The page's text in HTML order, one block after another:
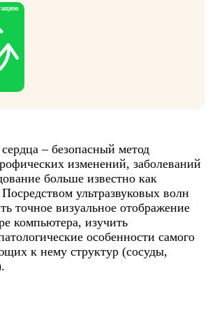
– безопасный метод
изменений, заболеваний
больше известно как
ультразвуковых волн
точное визуальное отображение
компьютера, изучить
особенности самого
к нему структур (сосуды,